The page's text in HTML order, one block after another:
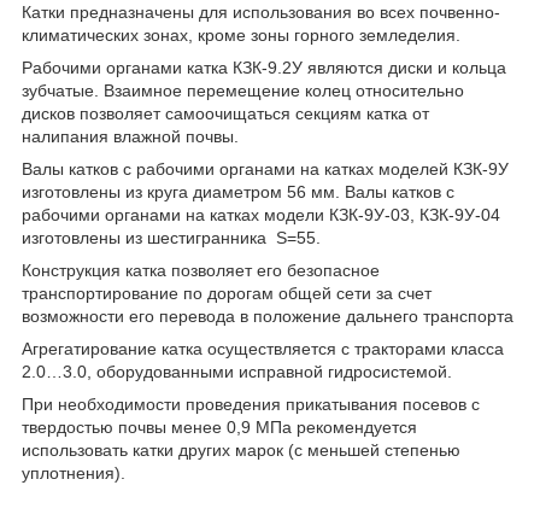
Катки предназначены для использования во всех почвенно-
климатических зонах, кроме зоны горного земледелия.
Рабочими органами катка КЗК-9.2У являются диски и кольца
зубчатые. Взаимное перемещение колец относительно
дисков позволяет самоочищаться секциям катка от
налипания влажной почвы.
Валы катков с рабочими органами на катках моделей КЗК-9У
изготовлены из круга диаметром 56 мм. Валы катков с
рабочими органами на катках модели КЗК-9У-03, КЗК-9У-04
изготовлены из шестигранника S=55.
Конструкция катка позволяет его безопасное
транспортирование по дорогам общей сети за счет
возможности его перевода в положение дальнего транспорта
Агрегатирование катка осуществляется с тракторами класса
2.0…3.0, оборудованными исправной гидросистемой.
При необходимости проведения прикатывания посевов с
твердостью почвы менее 0,9 МПа рекомендуется
использовать катки других марок (с меньшей степенью
уплотнения).